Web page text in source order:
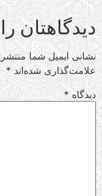
دیدگاهتان
نشانی ایمیل شما
علامت‌گذاری شده‌اند*
دیدگاه*